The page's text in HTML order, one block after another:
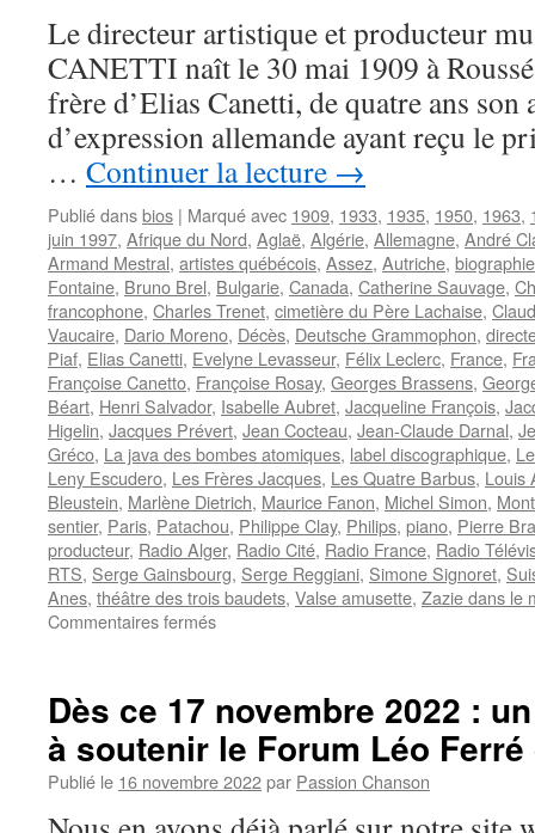
Le directeur artistique et producteur
CANETTI naît le 30 mai 1909 à
frère d’Elias Canetti, de quatre ans son
d’expression allemande ayant reçu le
… Continuer la lecture →
Publié dansbios | Marqué avec 1909, 1933, 1935, 1950, 1963,
juin 1997, Afrique du Nord, Aglaë, Algérie, Allemagne, André
Armand Mestral, artistes québécois, Assez, Autriche, biographie
Fontaine, Bruno Brel, Bulgarie, Canada, Catherine Sauvage,
francophone, Charles Trenet, cimetière du Père Lachaise,
Vaucaire, Dario Moreno, Décès, Deutsche Grammophon,
Piaf, Elias Canetti, Evelyne Levasseur, Félix Leclerc, France,
Françoise Canetto, Françoise Rosay, Georges Brassens,
Béart, Henri Salvador, Isabelle Aubret, Jacqueline François,
Higelin, Jacques Prévert, Jean Cocteau, Jean-Claude Darnal,
Gréco, La java des bombes atomiques, label discographique,
Leny Escudero, Les Frères Jacques, Les Quatre Barbus, Louis
Bleustein, Marlène Dietrich, Maurice Fanon, Michel Simon,
sentier, Paris, Patachou, Philippe Clay, Philips, piano, Pierre
producteur, Radio Alger, Radio Cité, Radio France, Radio
RTS, Serge Gainsbourg, Serge Reggiani, Simone Signoret,
Anes, théâtre des trois baudets, Valse amusette, Zazie dans le
Commentaires ferméssur
Dès ce 17 novembre 2022 :
à soutenir le Forum Léo Ferré
Publié le 16 novembre 2022par Passion Chanson